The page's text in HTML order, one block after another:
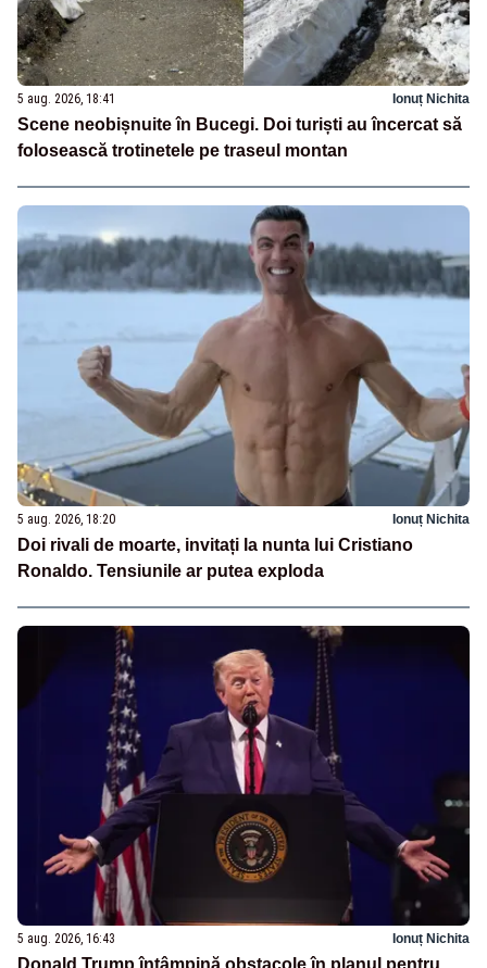
5 aug. 2026, 18:41 Ionuț Nichita
Scene neobișnuite în Bucegi. Doi turiști au încercat să
folosească trotinetele pe traseul montan
5 aug. 2026, 18:20 Ionuț Nichita
Doi rivali de moarte, invitați la nunta lui Cristiano
Ronaldo. Tensiunile ar putea exploda
5 aug. 2026, 16:43 Ionuț Nichita